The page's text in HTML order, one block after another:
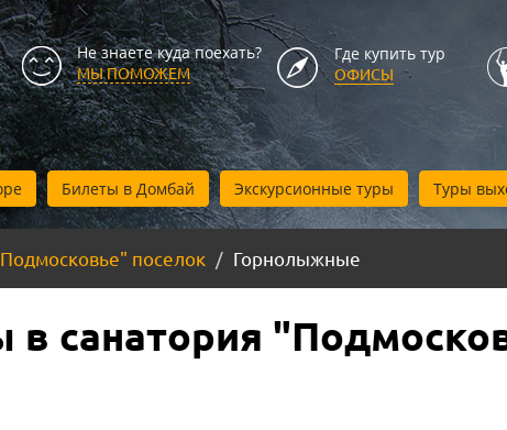
Не знаете куда поехать?
МЫ ПОМОЖЕМ
Где купить тур
ОФИСЫ
Билеты в Домбай Экскурсионные туры Туры
поселок Горнолыжные
санатория